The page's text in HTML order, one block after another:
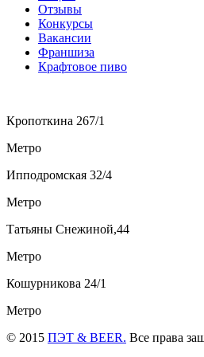
Отзывы
Конкурсы
Вакансии
Франшиза
Крафтовое пиво
Кропоткина 267/1
Метро
Ипподромская 32/4
Метро
Татьяны Снежиной,44
Метро
Кошурникова 24/1
Метро
© 2015 ПЭТ & BEER. Все права